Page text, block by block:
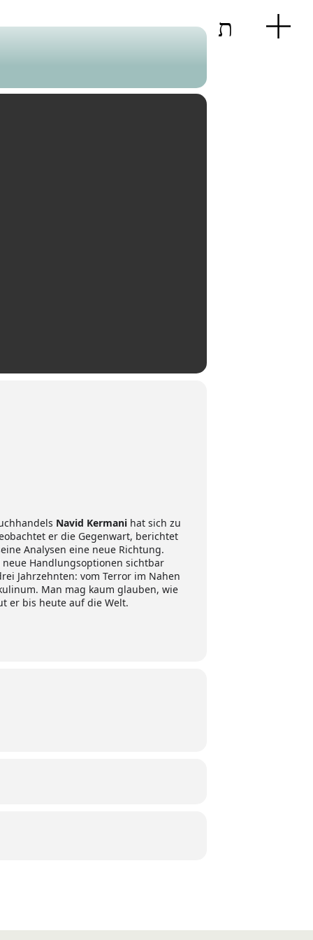
Navid Kermani hat sich zu
er die Gegenwart, berichtet
Analysen eine neue Richtung.
Handlungsoptionen sichtbar
Jahrzehnten: vom Terror im Nahen
Man mag kaum glauben, wie
er bis heute auf die Welt.